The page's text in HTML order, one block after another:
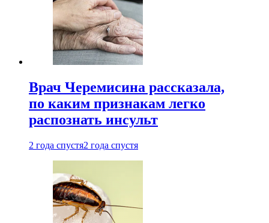
Врач Черемисина рассказала,
по каким признакам легко
распознать инсульт
2 года спустя2 года спустя